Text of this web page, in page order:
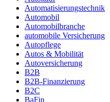
Automatisierungstechnik
Automobil
Automobilbranche
automobile Versicherung
Autopflege
Autos & Mobilität
Autoversicherung
B2B
B2B-Finanzierung
B2C
BaFin